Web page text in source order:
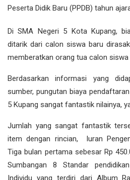
Peserta Didik Baru (PPDB) tahun
Di SMA Negeri 5 Kota Kupang,
ditarik dari calon siswa baru
memberatkan orang tua calon siswa
Berdasarkan informasi yang
sumber, pungutan biaya
5 Kupang sangat fantastik nilainya,
Jumlah yang sangat fantastik
item dengan rincian, luran
Tiga bulan pertama sebesar Rp
Sumbangan 8 Standar
Individu yang terdiri dari Album